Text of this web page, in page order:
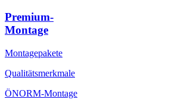
Premium-
Montage
Montagepakete
Qualitätsmerkmale
ÖNORM-Montage